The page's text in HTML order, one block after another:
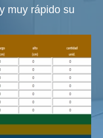
muy rápido su